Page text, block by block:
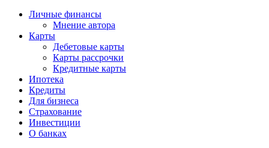
Личные финансы
Мнение автора
Карты
Дебетовые карты
Карты рассрочки
Кредитные карты
Ипотека
Кредиты
Для бизнеса
Страхование
Инвестиции
О банках